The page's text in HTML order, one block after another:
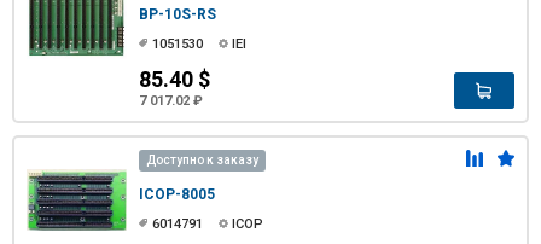
BP-10S-RS
1051530 IEI
85.40 $
7 017.02 ₽
Доступно к заказу
ICOP-8005
6014791 ICOP